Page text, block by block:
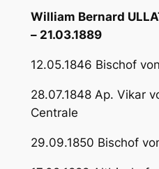
William Bernard
– 21.03.1889
12.05.1846 Bischof
28.07.1848 Ap. Vikar
Centrale
29.09.1850 Bischof